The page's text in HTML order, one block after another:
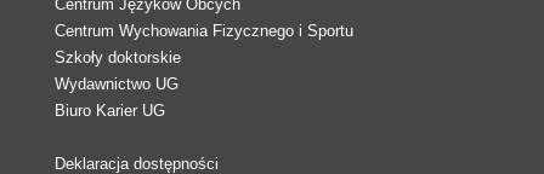
Centrum Języków Obcych
Centrum Wychowania Fizycznego i Sportu
Szkoły doktorskie
Wydawnictwo UG
Biuro Karier UG
Deklaracja dostępności